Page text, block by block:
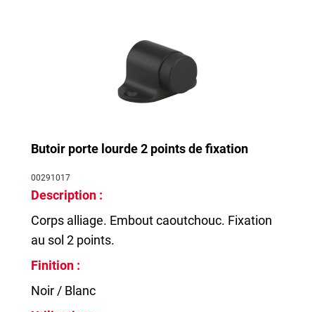
Butoir porte lourde 2 points de fixation
00291017
Description :
Corps alliage. Embout caoutchouc. Fixation
au sol 2 points.
Finition :
Noir / Blanc